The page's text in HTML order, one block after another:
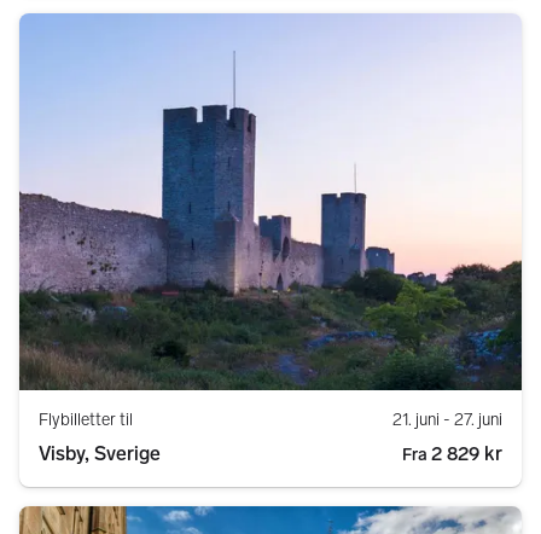
Flybilletter til 21. juni - 27. juni
Visby, Sverige Fra 2 829 kr